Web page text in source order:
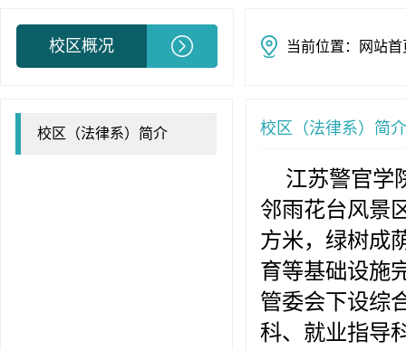
校区概况 当前位置： 网站首
校区（法律系）简介 校区（法律系）简介
江苏警官学
邻雨花台风景
方米，绿树成
育等基础设施
管委会下设综
科、就业指导